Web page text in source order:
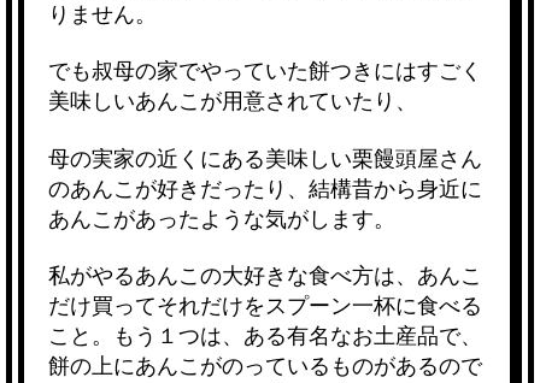
りません。
でも叔母の家でやっていた餅つきにはすごく
美味しいあんこが用意されていたり、
母の実家の近くにある美味しい栗饅頭屋さん
のあんこが好きだったり、結構昔から身近に
あんこがあったような気がします。
私がやるあんこの大好きな食べ方は、あんこ
だけ買ってそれだけをスプーン一杯に食べる
こと。もう１つは、ある有名なお土産品で、
餅の上にあんこがのっているものがあるので